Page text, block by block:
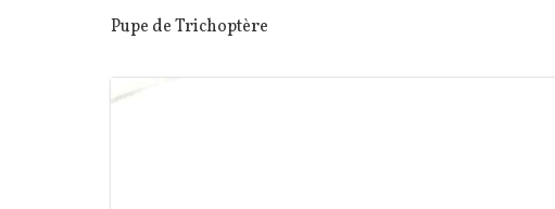
Texte
Pupe de Trichoptère
Image